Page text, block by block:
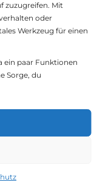
zuzugreifen. Mit
oder
Werkzeug für einen
ein paar Funktionen
Sorge, du
und